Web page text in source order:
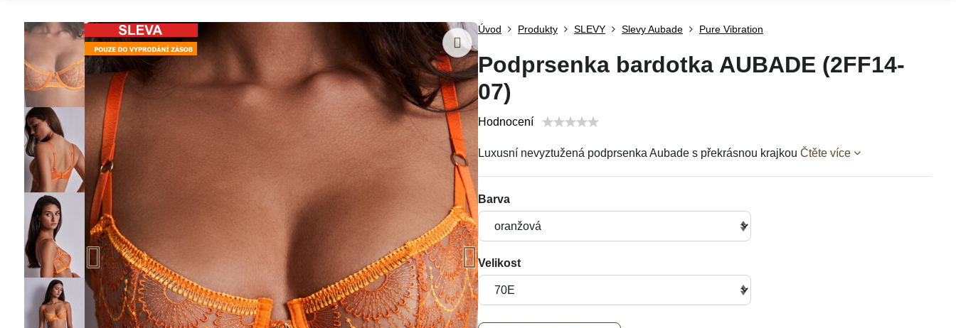
Úvod Produkty SLEVY Slevy Aubade Pure Vibration
Podprsenka bardotka AUBADE (2FF14-
07)
Hodnocení
Luxusní nevyztužená podprsenka Aubade s překrásnou krajkou Čtěte více
Barva
Velikost